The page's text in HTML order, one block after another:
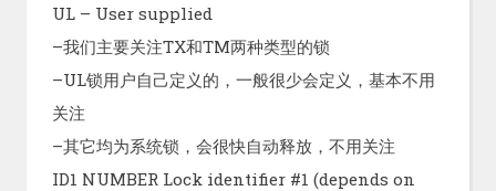
UL – User supplied
–我们主要关注TX和TM两种类型的锁
–UL锁用户自己定义的，一般很少会定义，基本不用
关注
–其它均为系统锁，会很快自动释放，不用关注
ID1 NUMBER Lock identifier #1 (depends on